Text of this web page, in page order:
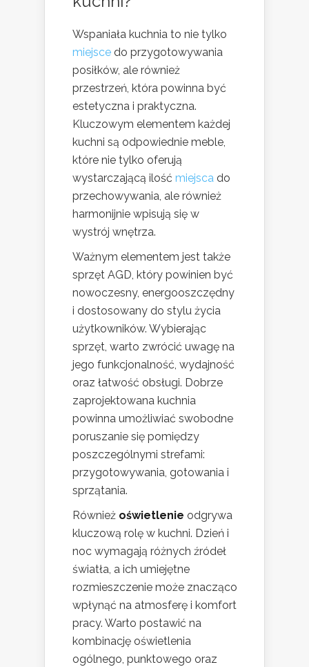
Wspaniała kuchnia to nie tylko
miejsce do przygotowywania
posiłków, ale również
przestrzeń, która powinna być
estetyczna i praktyczna.
Kluczowym elementem każdej
kuchni są odpowiednie meble,
które nie tylko oferują
wystarczającą ilość miejsca do
przechowywania, ale również
harmonijnie wpisują się w
wystrój wnętrza.
Ważnym elementem jest także
sprzęt AGD, który powinien być
nowoczesny, energooszczędny
i dostosowany do stylu życia
użytkowników. Wybierając
sprzęt, warto zwrócić uwagę na
jego funkcjonalność, wydajność
oraz łatwość obsługi. Dobrze
zaprojektowana kuchnia
powinna umożliwiać swobodne
poruszanie się pomiędzy
poszczególnymi strefami:
przygotowywania, gotowania i
sprzątania.
Również oświetlenie odgrywa
kluczową rolę w kuchni. Dzień i
noc wymagają różnych źródeł
światła, a ich umiejętne
rozmieszczenie może znacząco
wpłynąć na atmosferę i komfort
pracy. Warto postawić na
kombinację oświetlenia
ogólnego, punktowego oraz